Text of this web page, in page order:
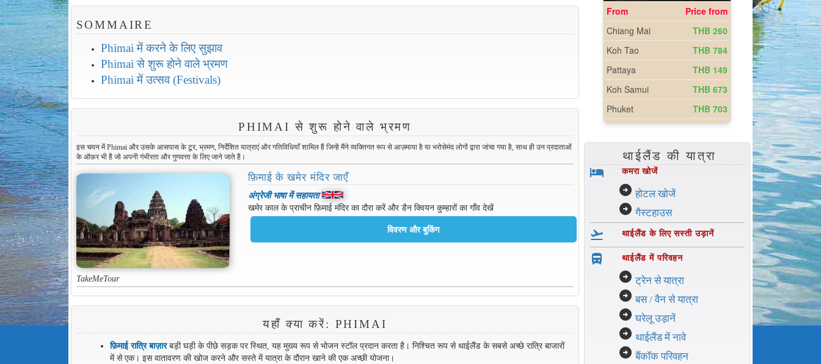
SOMMAIRE
Phimai में करने के लिए सुझाव
Phimai से शुरू होने वाले भ्रमण
Phimai में उत्सव (Festivals)
PHIMAI से शुरू होने वाले भ्रमण
इस चयन में Phimai और उसके आसपास के टूर, भ्रमण, निर्देशित यात्राएं और गतिविधियाँ शामिल हैं जिन्हें मैंने व्यक्तिगत रूप से आज़माया है या भरोसेमंद लोगों द्वारा जांचा गया है, साथ ही उन प्रदाताओं
के ऑफ़र भी हैं जो अपनी गंभीरता और गुणवत्ता के लिए जाने जाते हैं।
TakeMeTour
फ़िमाई के खमेर मंदिर जाएँ
अंग्रेजी भाषा में सहायता
खमेर काल के प्राचीन फ़िमाई मंदिर का दौरा करें और डैन क्वियन कुम्हारों का गाँव देखें
यहाँ क्या करें: PHIMAI
फ़िमाई रात्रि बाज़ारबड़ी घड़ी के पीछे सड़क पर स्थित, यह मुख्य रूप से भोजन स्टॉल प्रदान करता है। निश्चित रूप से थाईलैंड के सबसे अच्छे रात्रि बाजारों
में से एक। इस वातावरण की खोज करने और सस्ते में यात्रा के दौरान खाने की एक अच्छी योजना।
थाईलैंड की यात्रा
hotel कमरा खोजें
arrow_circle_right होटल खोजें
arrow_circle_right गैस्टहाउस
flight_takeoff थाईलैंड के लिए सस्ती उड़ानें
directions_bus_filled थाईलैंड में परिवहन
arrow_circle_right ट्रेन से यात्रा
arrow_circle_right बस / वैन से यात्रा
arrow_circle_right घरेलू उड़ानें
arrow_circle_right थाईलैंड में नावे
arrow_circle_right बैंकॉक परिवहन